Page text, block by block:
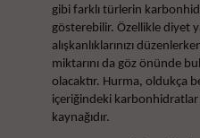
gibi farklı türlerin
gösterebilir. Özellikle diyet
alışkanlıklarınızı
miktarını da göz önünde
olacaktır. Hurma, oldukça
içeriğindeki
kaynağıdır.